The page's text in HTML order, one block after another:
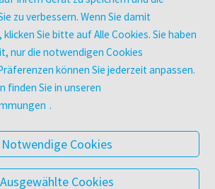
UNTERNEHMEN
Über facultas
facultas Kooperationen
Datenschutz & Cookies
AGB
Barrierefreiheit
zu verbessern. Wenn Sie damit
Sie bitte auf Alle Cookies. Sie haben
nur die notwendigen Cookies
können Sie jederzeit anpassen.
finden Sie in unseren
.
Notwendige Cookies
Ausgewählte Cookies